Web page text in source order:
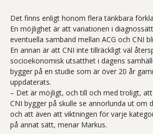
Det finns enligt honom flera tänkbara
En möjlighet är att variationen i
eventuella samband mellan ACG och CNI
En annan är att CNI inte tillräckligt väl
socioekonomisk utsatthet i dagens
bygger på en studie som är över 20 år
uppdaterats.
– Det är möjligt, och till och med troligt,
CNI bygger på skulle se annorlunda ut om
och att även att viktningen för varje
på annat sätt, menar Markus.